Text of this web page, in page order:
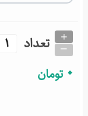
تعداد +
_
0 تومان